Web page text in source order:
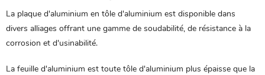
La plaque d'aluminium en tôle d'aluminium est disponible dans
divers alliages offrant une gamme de soudabilité, de résistance à la
corrosion et d'usinabilité.
La feuille d'aluminium est toute tôle d'aluminium plus épaisse que la